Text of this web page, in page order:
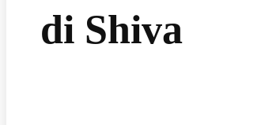
di Shiva